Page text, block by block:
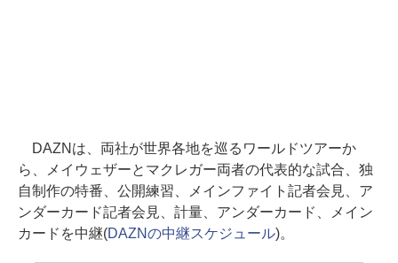
DAZNは、両社が世界各地を巡るワールドツアーか
ら、メイウェザーとマクレガー両者の代表的な試合、独
自制作の特番、公開練習、メインファイト記者会見、ア
ンダーカード記者会見、計量、アンダーカード、メイン
カードを中継(DAZNの中継スケジュール)。